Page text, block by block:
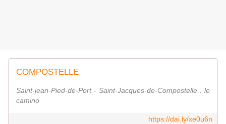
COMPOSTELLE
Saint-jean-Pied-de-Port - Saint-Jacques-de-Compostelle . le
camino
https://dai.ly/xe0u6n